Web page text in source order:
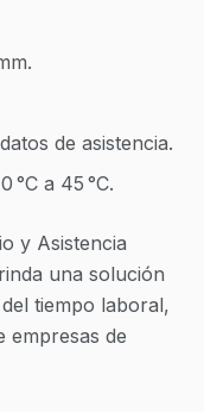
de asistencia.
°C a 45 °C.
y Asistencia
una solución
tiempo laboral,
empresas de